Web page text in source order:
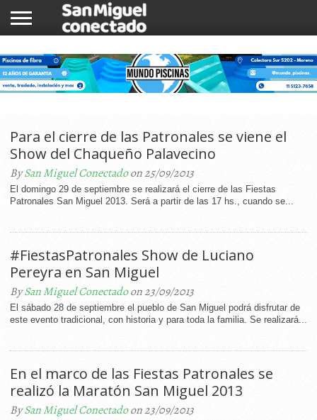
NOTICIAS
COMUNIDAD
COMERCIOS
Para el cierre de las Patronales se viene el
Show del Chaqueño Palavecino
BySan Miguel Conectadoon 25/09/2013
El domingo 29 de septiembre se realizará el cierre de las Fiestas
Patronales San Miguel 2013. Será a partir de las 17 hs., cuando se...
#FiestasPatronales Show de Luciano
Pereyra en San Miguel
BySan Miguel Conectadoon 23/09/2013
El sábado 28 de septiembre el pueblo de San Miguel podrá disfrutar de
este evento tradicional, con historia y para toda la familia. Se realizará...
En el marco de las Fiestas Patronales se
realizó la Maratón San Miguel 2013
BySan Miguel Conectadoon 23/09/2013